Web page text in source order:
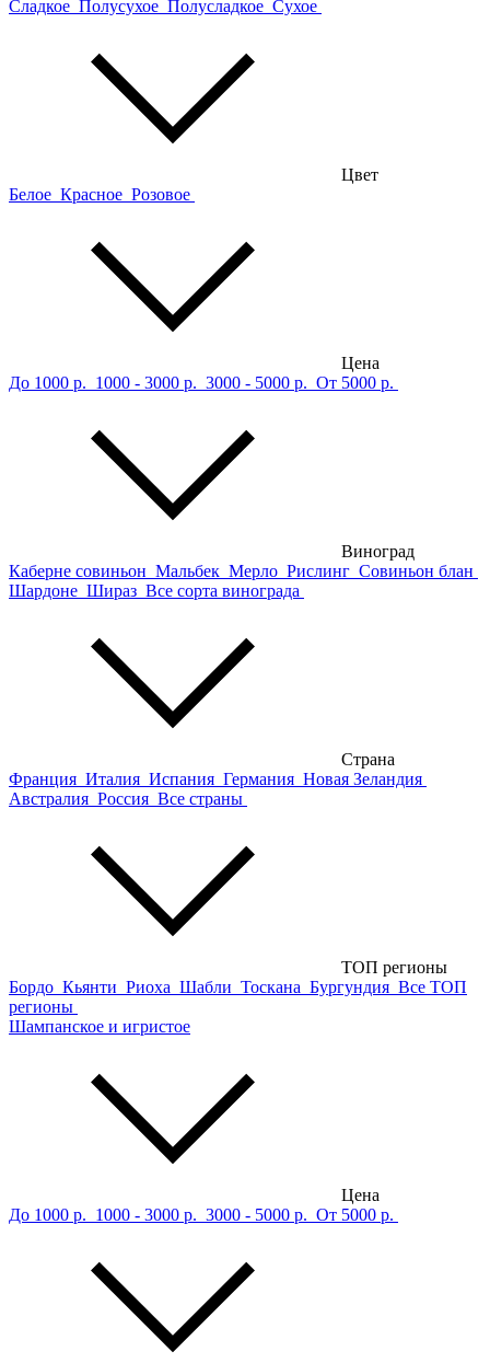
Сладкое Полусухое Полусладкое Сухое
Цвет
Белое Красное Розовое
Цена
До 1000 р. 1000 - 3000 р. 3000 - 5000 р. От 5000 р.
Виноград
Каберне совиньон Мальбек Мерло Рислинг Совиньон блан
Шардоне Шираз Все сорта винограда
Страна
Франция Италия Испания Германия Новая Зеландия
Австралия Россия Все страны
ТОП регионы
Бордо Кьянти Риоха Шабли Тоскана Бургундия Все ТОП
регионы
Шампанское и игристое
Цена
До 1000 р. 1000 - 3000 р. 3000 - 5000 р. От 5000 р.